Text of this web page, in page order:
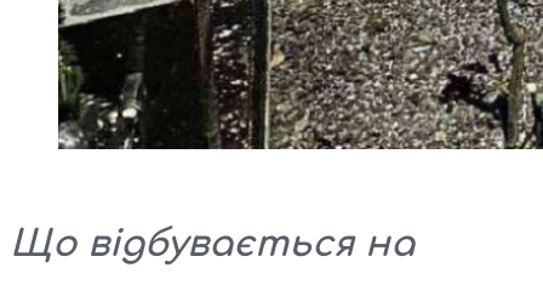
Що відбувається на